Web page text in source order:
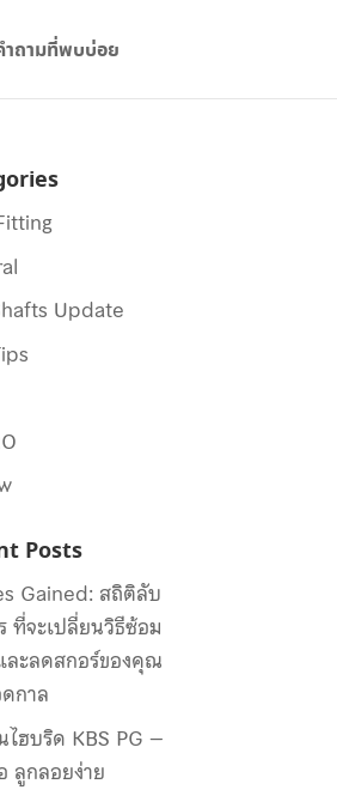
ำถามที่พบบ่อย
Update
Posts
Gained: สถิติลับ
ที่จะเปลี่ยนวิธีซ้อม
ะลดสกอร์ของคุณ
กาล
ไฮบริด KBS PG –
ลูกลอยง่าย